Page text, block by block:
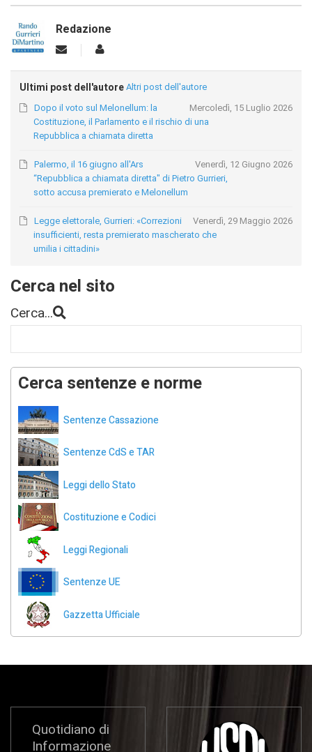
Redazione
Ultimi post dell'autore Altri post dell'autore
Mercoledì, 15 Luglio 2026
Dopo il voto sul Melonellum: la
Costituzione, il Parlamento e il rischio di una
Repubblica a chiamata diretta
Venerdì, 12 Giugno 2026
Palermo, il 16 giugno all'Ars
“Repubblica a chiamata diretta" di Pietro Gurrieri,
sotto accusa premierato e Melonellum
Venerdì, 29 Maggio 2026
Legge elettorale, Gurrieri: «Correzioni
insufficienti, resta premierato mascherato che
umilia i cittadini»
Cerca nel sito
Cerca...
Cerca sentenze e norme
Sentenze Cassazione
Sentenze CdS e TAR
Leggi dello Stato
Costituzione e Codici
Leggi Regionali
Sentenze UE
Gazzetta Ufficiale
Quotidiano di
Informazione